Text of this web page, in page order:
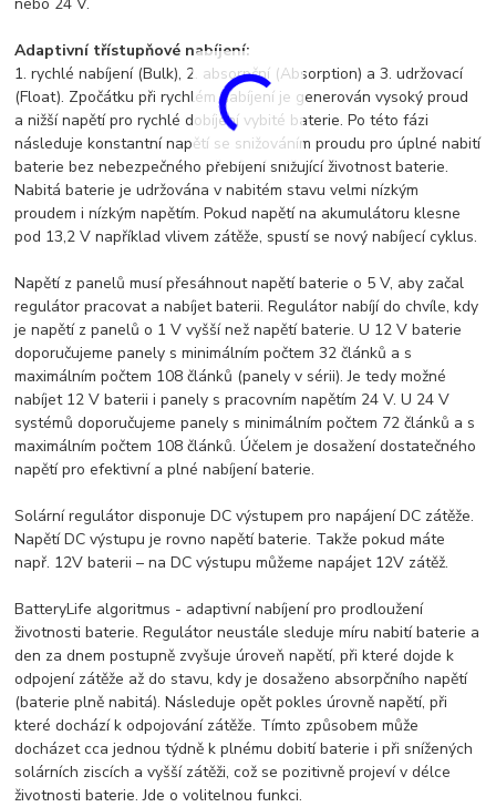
Adaptivní třístupňové nabíjení:
1. rychlé nabíjení (Bulk), 2. absorpční (Absorption) a 3. udržovací
(Float). Zpočátku při rychlém nabíjení je generován vysoký proud
a nižší napětí pro rychlé dobíjení vybité baterie. Po této fázi
následuje konstantní napětí se snižováním proudu pro úplné nabití
baterie bez nebezpečného přebíjení snižující životnost baterie.
Nabitá baterie je udržována v nabitém stavu velmi nízkým
proudem i nízkým napětím. Pokud napětí na akumulátoru klesne
pod 13,2 V například vlivem zátěže, spustí se nový nabíjecí cyklus.
Napětí z panelů musí přesáhnout napětí baterie o 5 V, aby začal
regulátor pracovat a nabíjet baterii. Regulátor nabíjí do chvíle, kdy
je napětí z panelů o 1 V vyšší než napětí baterie. U 12 V baterie
doporučujeme panely s minimálním počtem 32 článků a s
maximálním počtem 108 článků (panely v sérii). Je tedy možné
nabíjet 12 V baterii i panely s pracovním napětím 24 V. U 24 V
systémů doporučujeme panely s minimálním počtem 72 článků a s
maximálním počtem 108 článků. Účelem je dosažení dostatečného
napětí pro efektivní a plné nabíjení baterie.
Solární regulátor disponuje DC výstupem pro napájení DC zátěže.
Napětí DC výstupu je rovno napětí baterie. Takže pokud máte
např. 12V baterii – na DC výstupu můžeme napájet 12V zátěž.
BatteryLife algoritmus - adaptivní nabíjení pro prodloužení
životnosti baterie. Regulátor neustále sleduje míru nabití baterie a
den za dnem postupně zvyšuje úroveň napětí, při které dojde k
odpojení zátěže až do stavu, kdy je dosaženo absorpčního napětí
(baterie plně nabitá). Následuje opět pokles úrovně napětí, při
které dochází k odpojování zátěže. Tímto způsobem může
docházet cca jednou týdně k plnému dobití baterie i při snížených
solárních ziscích a vyšší zátěži, což se pozitivně projeví v délce
životnosti baterie. Jde o volitelnou funkci.